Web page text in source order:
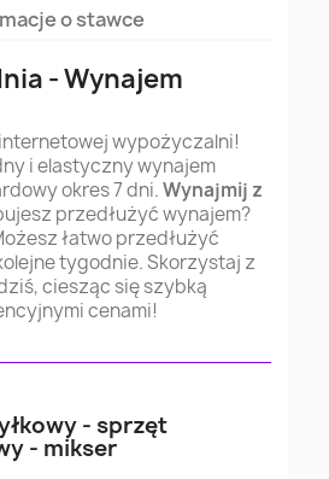
o stawce
- Wynajem
wypożyczalni!
i elastyczny wynajem
okres 7 dni.Wynajmij z
przedłużyć wynajem?
łatwo przedłużyć
tygodnie. Skorzystaj z
ciesząc się szybką
cenami!
- sprzęt
- mikser